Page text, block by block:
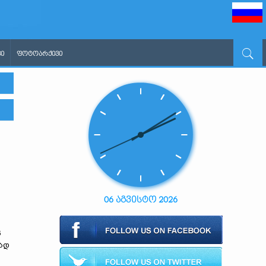
ᲤᲝᲢᲝᲐᲠᲥᲘᲕᲘ
06 აგვისტო 2026